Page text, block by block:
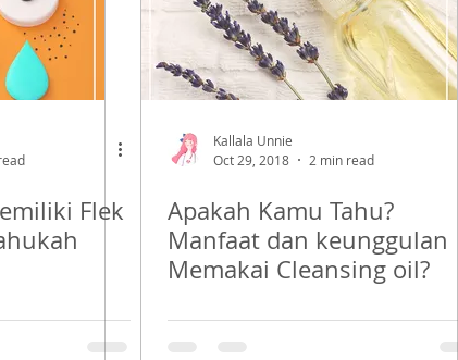
Flek
Kallala Unnie
Oct 29, 2018
2 min read
Apakah Kamu Tahu?
Manfaat dan keunggulan
Memakai Cleansing oil?